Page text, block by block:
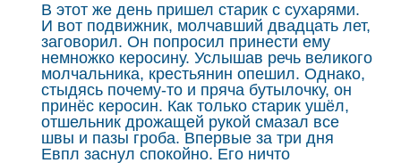
В этот же день пришел старик с сухарями.
И вот подвижник, молчавший двадцать лет,
заговорил. Он попросил принести ему
немножко керосину. Услышав речь великого
молчальника, крестьянин опешил. Однако,
стыдясь почему‑то и пряча бутылочку, он
принёс керосин. Как только старик ушёл,
отшельник дрожащей рукой смазал все
швы и пазы гроба. Впервые за три дня
Евпл заснул спокойно. Его ничто